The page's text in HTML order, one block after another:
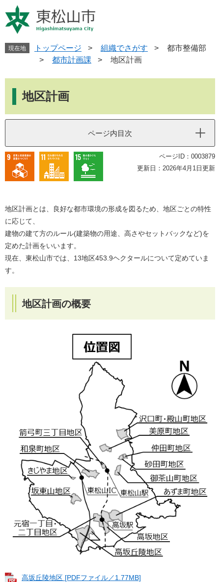
ー
ジ
す
ニ
ュ
し
へ
現在地 トップページ > 組織でさがす >
都市整備部
>
都市計画課 > 地区計画
地区計画
ページ内目次
ページID：0003879
更新日：2026年4月1日更新
地区計画とは、良好な都市環境の形成を図るため、地区ごとの特性
に応じて、
建物の建て方のルール(建築物の用途、高さやセットバックなど)を
定めた計画をいいます。
現在、東松山市では、13地区453.9ヘクタールについて定めていま
す。
地区計画の概要
高坂丘陵地区 [PDFファイル／1.77MB]